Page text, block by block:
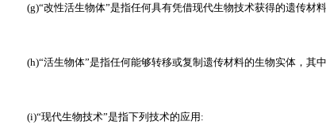
(g)“改性活生物体”是指任何具有凭借现代生物技术获得的遗传材
(h)“活生物体”是指任何能够转移或复制遗传材料的生物实体，其
(i)“现代生物技术”是指下列技术的应用: